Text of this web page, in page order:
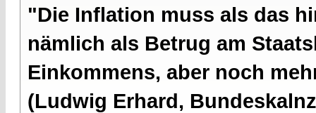
"Die Inflation muss als das
nämlich als Betrug am
Einkommens, aber noch
(Ludwig Erhard,